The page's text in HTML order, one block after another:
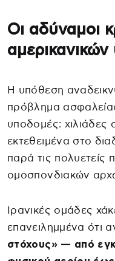
Οι αδύναμοι
Η υπόθεση
πρόβλημα ασφαλείας
υποδομές:
εκτεθειμένα στο
παρά τις πολυετείς
ομοσπονδιακών
Ιρανικές ομάδες
επανειλημμένα ότι
στόχους» — από